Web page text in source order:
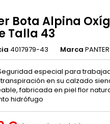
Bota Alpina
Talla 43
4017979-43 Marca PANTER
especial para
en su calzado
fabricada en piel flor
hidrófugo